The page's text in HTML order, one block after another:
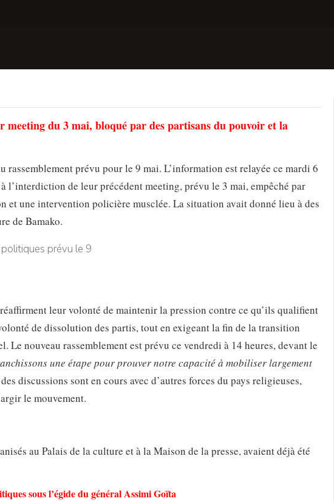
du 3 mai, bloqué par des partisans du pouvoir et la
prévu pour le 9 mai. L’information est relayée ce mardi 6
de leur précédent meeting, prévu le 3 mai, empêché par
et une intervention policière musclée. La situation avait donné lieu à des
de Bamako.
leur volonté de maintenir la pression contre ce qu’ils qualifient
de dissolution des partis, tout en exigeant la fin de la transition
nouveau rassemblement est prévu ce vendredi à 14 heures, devant le
une étape pour prouver notre capacité à mobiliser largement
discussions sont en cours avec d’autres forces du pays religieuses,
le mouvement.
au Palais de la culture et à la Maison de la presse, avaient déjà été
sous l’égide du général Assimi Goïta